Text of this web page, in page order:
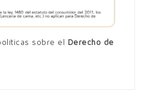
sobre el Derecho de